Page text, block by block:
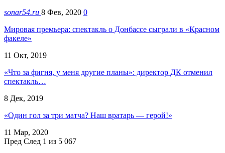
sonar54.ru 8 Фев, 2020 0
Мировая премьера: спектакль о Донбассе сыграли в «Красном
факеле»
11 Окт, 2019
«Что за фигня, у меня другие планы»: директор ДК отменил
спектакль…
8 Дек, 2019
«Один гол за три матча? Наш вратарь — герой!»
11 Мар, 2020
Пред След 1 из 5 067